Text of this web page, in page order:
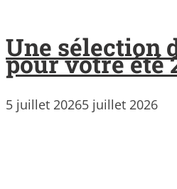
Une sélection
pour votre été
5 juillet 20265 juillet 2026